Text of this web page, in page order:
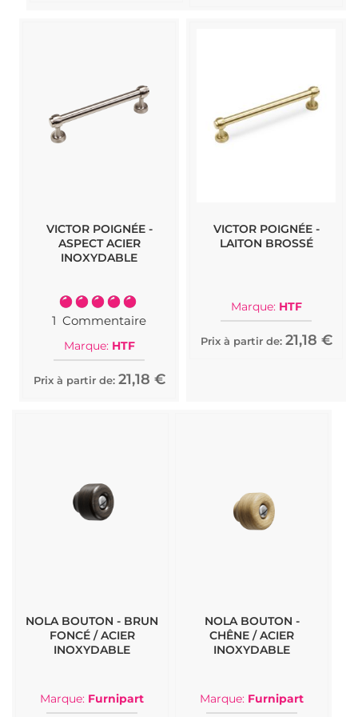
VICTOR POIGNÉE -
ASPECT ACIER
INOXYDABLE
Notation:
100%
1 Commentaire
Marque: HTF
Prix à partir de: 21,18 €
VICTOR POIGNÉE -
LAITON BROSSÉ
Marque: HTF
Prix à partir de: 21,18 €
NOLA BOUTON - BRUN
FONCÉ / ACIER
INOXYDABLE
Marque: Furnipart
NOLA BOUTON -
CHÊNE / ACIER
INOXYDABLE
Marque: Furnipart